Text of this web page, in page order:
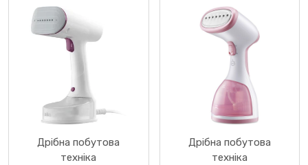
Дрібна побутова
техніка
Дрібна побутова
техніка